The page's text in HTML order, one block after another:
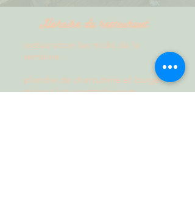
Horaire du restaurant
restauration les midis de la
semaine
planche de charcuterie et burger
maison les vendredis soirs